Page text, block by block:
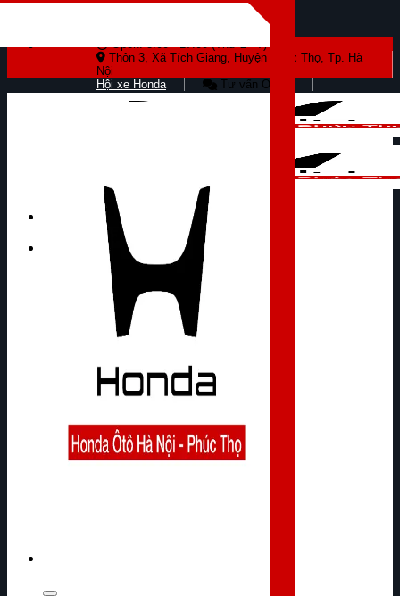
Open: 8:00 - 17:00 (Thứ 2 - 7)
Thôn 3, Xã Tích Giang, Huyện Phúc Thọ, Tp. Hà
Nội
Hội xe Honda
Tư vấn Online